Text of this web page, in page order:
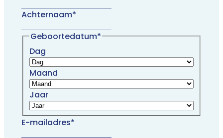
Achternaam*
Geboortedatum*
Dag
Maand
Jaar
E-mailadres*